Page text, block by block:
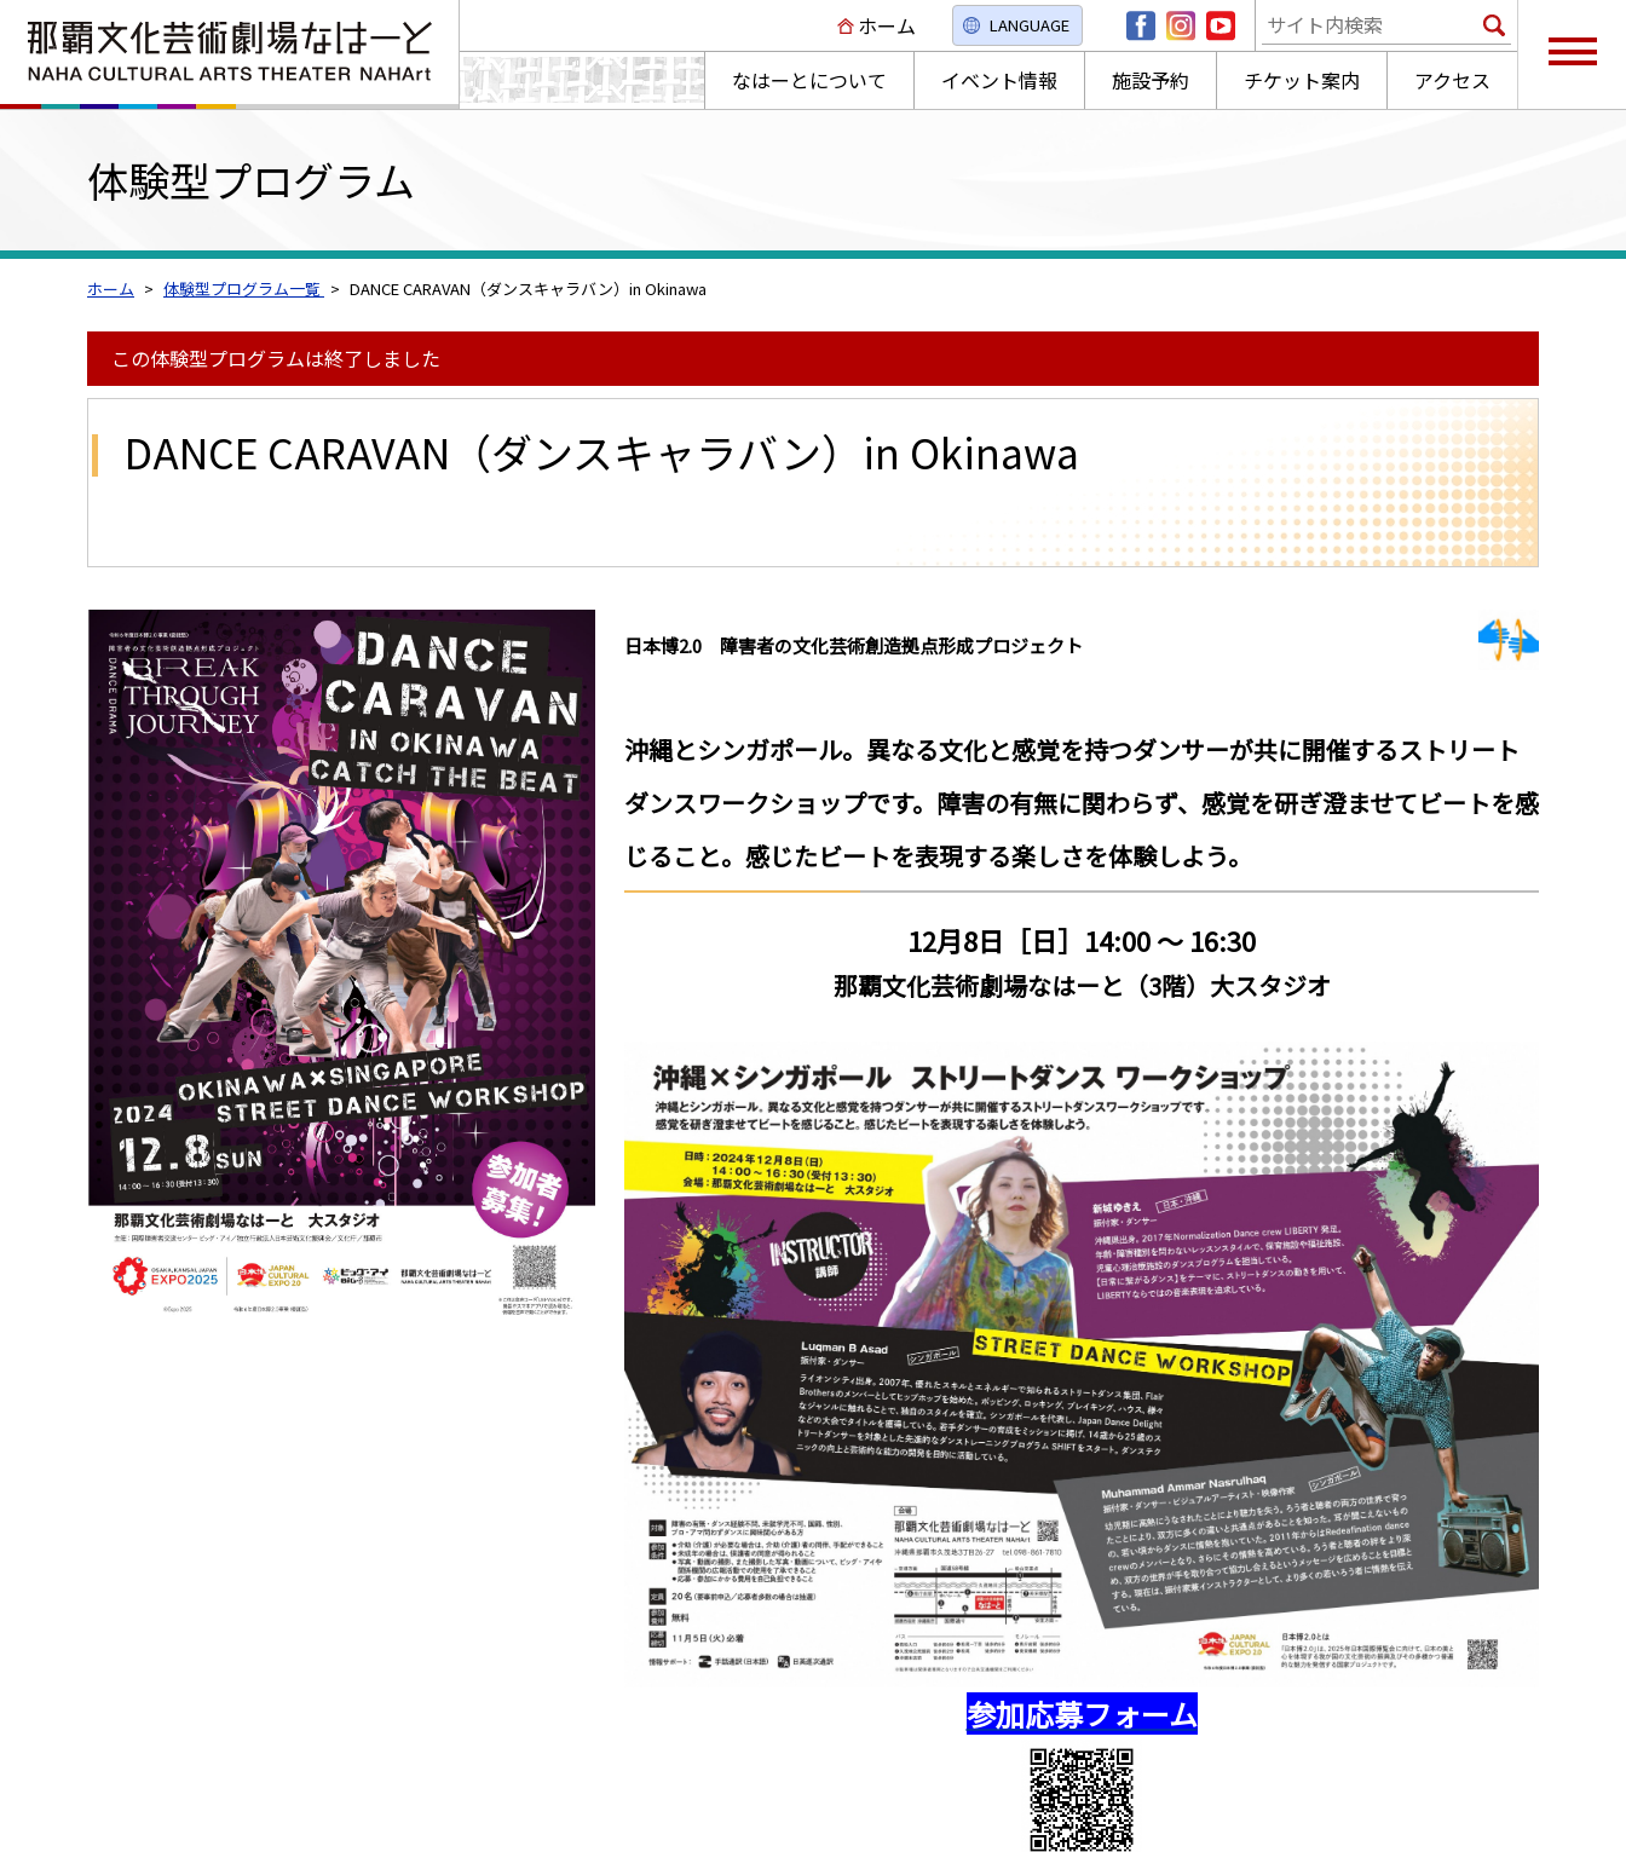
ホーム LANGUAGE
なはーとについて イベント情報 施設予約 チケット案内 アクセス
体験型プログラム
ホーム 体験型プログラム一覧 DANCE CARAVAN（ダンスキャラバン）in Okinawa
この体験型プログラムは終了しました
DANCE CARAVAN（ダンスキャラバン）in Okinawa
日本博2.0 障害者の文化芸術創造拠点形成プロジェクト
沖縄とシンガポール。異なる文化と感覚を持つダンサーが共に開催するストリート
ダンスワークショップです。障害の有無に関わらず、感覚を研ぎ澄ませてビートを感
じること。感じたビートを表現する楽しさを体験しよう。
12月8日［日］14:00 ～ 16:30
那覇文化芸術劇場なはーと（3階）大スタジオ
参加応募フォーム